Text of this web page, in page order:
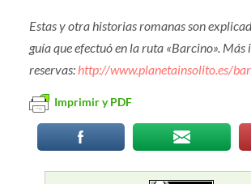
Estas y otra historias romanas son
guía que efectuó en la ruta «Barcino».
reservas: http://www.planetainsolito.es/
Imprimir y PDF